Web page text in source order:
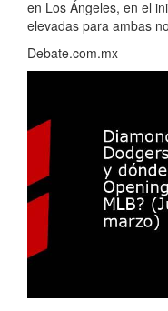
en Los Ángeles, en el
elevadas para ambas
Debate.com.mx